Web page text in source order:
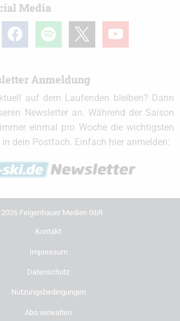
Media
facebook spotify youtube
Anmeldung
auf dem Laufenden bleiben? Dann
Newsletter an. Während der Saison
einmal pro Woche die wichtigsten
dein Postfach. Einfach hier anmelden:
Felgenhauer Medien GbR
Kontakt
Impressum
Datenschutz
Nutzungsbedingungen
Abo verwalten